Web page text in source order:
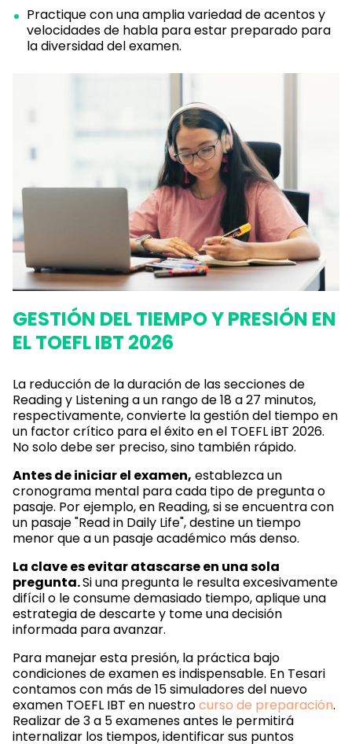
Practique con una amplia variedad de acentos y
velocidades de habla para estar preparado para
la diversidad del examen.
GESTIÓN DEL TIEMPO Y PRESIÓN EN
EL TOEFL IBT 2026
La reducción de la duración de las secciones de
Reading y Listening a un rango de 18 a 27 minutos,
respectivamente, convierte la gestión del tiempo en
un factor crítico para el éxito en el TOEFL iBT 2026.
No solo debe ser preciso, sino también rápido.
Antes de iniciar el examen, establezca un
cronograma mental para cada tipo de pregunta o
pasaje. Por ejemplo, en Reading, si se encuentra con
un pasaje "Read in Daily Life", destine un tiempo
menor que a un pasaje académico más denso.
La clave es evitar atascarse en una sola
pregunta.Si una pregunta le resulta excesivamente
difícil o le consume demasiado tiempo, aplique una
estrategia de descarte y tome una decisión
informada para avanzar.
Para manejar esta presión, la práctica bajo
condiciones de examen es indispensable. En Tesari
contamos con más de 15 simuladores del nuevo
examen TOEFL IBT en nuestrocurso de preparación.
Realizar de 3 a 5 examenes antes le permitirá
internalizar los tiempos, identificar sus puntos